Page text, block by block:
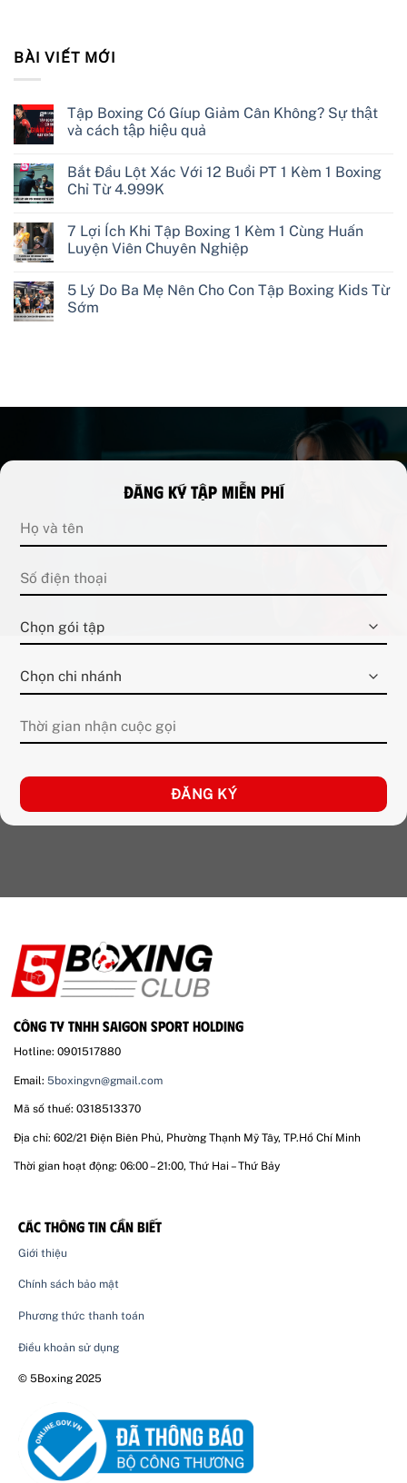
BÀI VIẾT MỚI
Tập Boxing Có Gíup Giảm Cân Không? Sự thật
và cách tập hiệu quả
Bắt Đầu Lột Xác Với 12 Buổi PT 1 Kèm 1 Boxing
Chỉ Từ 4.999K
7 Lợi Ích Khi Tập Boxing 1 Kèm 1 Cùng Huấn
Luyện Viên Chuyên Nghiệp
5 Lý Do Ba Mẹ Nên Cho Con Tập Boxing Kids Từ
Sớm
Đăng ký tập miễn phí
CÔNG TY TNHH SAIGON SPORT HOLDING
Hotline: 0901517880
Email: 5boxingvn@gmail.com
Mã số thuế: 0318513370
Địa chỉ: 602/21 Điện Biên Phủ, Phường Thạnh Mỹ Tây, TP.Hồ Chí Minh
Thời gian hoạt động: 06:00 – 21:00, Thứ Hai – Thứ Bảy
CÁC THÔNG TIN CẦN BIẾT
Giới thiệu
Chính sách bảo mật
Phương thức thanh toán
Điều khoản sử dụng
© 5Boxing 2025